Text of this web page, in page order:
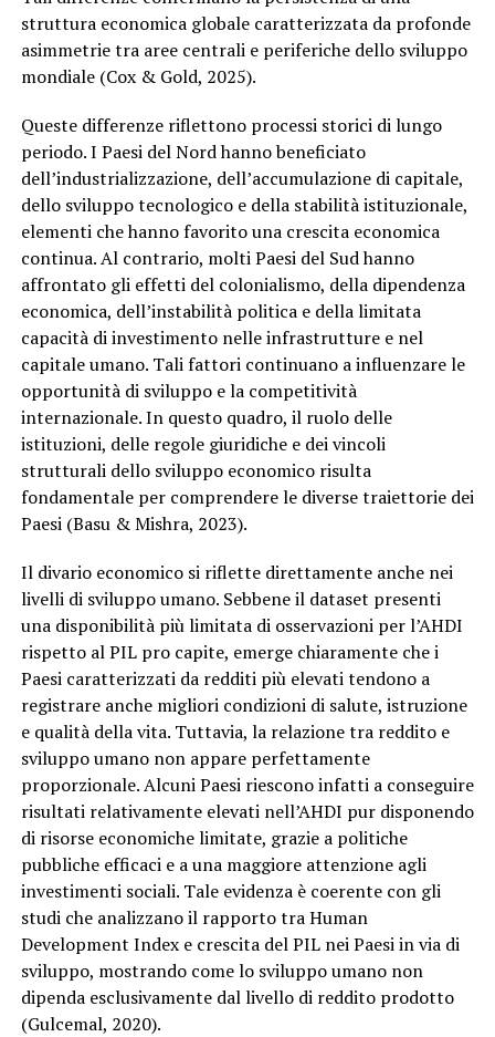
struttura economica globale caratterizzata da profonde
asimmetrie tra aree centrali e periferiche dello sviluppo
mondiale (Cox & Gold, 2025).
Queste differenze riflettono processi storici di lungo
periodo. I Paesi del Nord hanno beneficiato
dell’industrializzazione, dell’accumulazione di capitale,
dello sviluppo tecnologico e della stabilità istituzionale,
elementi che hanno favorito una crescita economica
continua. Al contrario, molti Paesi del Sud hanno
affrontato gli effetti del colonialismo, della dipendenza
economica, dell’instabilità politica e della limitata
capacità di investimento nelle infrastrutture e nel
capitale umano. Tali fattori continuano a influenzare le
opportunità di sviluppo e la competitività
internazionale. In questo quadro, il ruolo delle
istituzioni, delle regole giuridiche e dei vincoli
strutturali dello sviluppo economico risulta
fondamentale per comprendere le diverse traiettorie dei
Paesi (Basu & Mishra, 2023).
Il divario economico si riflette direttamente anche nei
livelli di sviluppo umano. Sebbene il dataset presenti
una disponibilità più limitata di osservazioni per l’AHDI
rispetto al PIL pro capite, emerge chiaramente che i
Paesi caratterizzati da redditi più elevati tendono a
registrare anche migliori condizioni di salute, istruzione
e qualità della vita. Tuttavia, la relazione tra reddito e
sviluppo umano non appare perfettamente
proporzionale. Alcuni Paesi riescono infatti a conseguire
risultati relativamente elevati nell’AHDI pur disponendo
di risorse economiche limitate, grazie a politiche
pubbliche efficaci e a una maggiore attenzione agli
investimenti sociali. Tale evidenza è coerente con gli
studi che analizzano il rapporto tra Human
Development Index e crescita del PIL nei Paesi in via di
sviluppo, mostrando come lo sviluppo umano non
dipenda esclusivamente dal livello di reddito prodotto
(Gulcemal, 2020).